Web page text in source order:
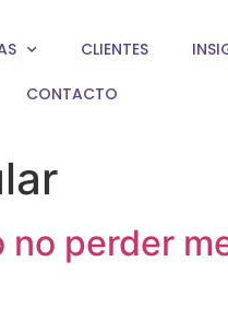
CLIENTES
CONTACTO
perder